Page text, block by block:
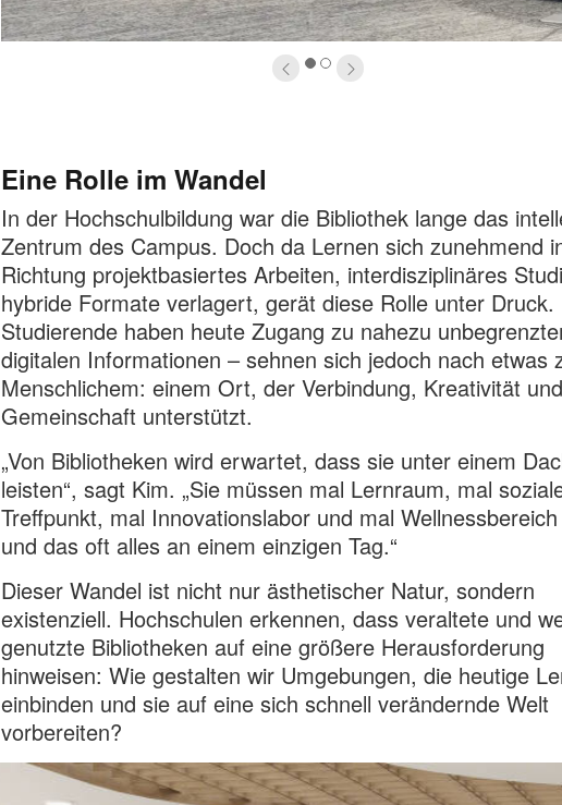
12
Eine Rolle im Wandel
In der Hochschulbildung war die Bibliothek lange das
Zentrum des Campus. Doch da Lernen sich zunehmend
Richtung projektbasiertes Arbeiten, interdisziplinäres
hybride Formate verlagert, gerät diese Rolle unter Druck.
Studierende haben heute Zugang zu nahezu
digitalen Informationen – sehnen sich jedoch nach etwas
Menschlichem: einem Ort, der Verbindung, Kreativität und
Gemeinschaft unterstützt.
„Von Bibliotheken wird erwartet, dass sie unter einem
leisten“, sagt Kim. „Sie müssen mal Lernraum, mal
Treffpunkt, mal Innovationslabor und mal
und das oft alles an einem einzigen Tag.“
Dieser Wandel ist nicht nur ästhetischer Natur, sondern
existenziell. Hochschulen erkennen, dass veraltete und
genutzte Bibliotheken auf eine größere Herausforderung
hinweisen: Wie gestalten wir Umgebungen, die heutige
einbinden und sie auf eine sich schnell verändernde Welt
vorbereiten?